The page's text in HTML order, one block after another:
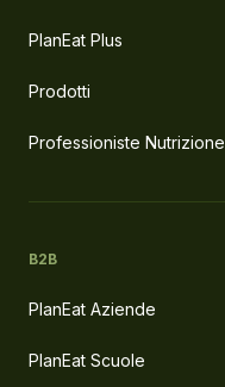
PlanEat Plus
Prodotti
Professioniste Nutrizione
B2B
PlanEat Aziende
PlanEat Scuole